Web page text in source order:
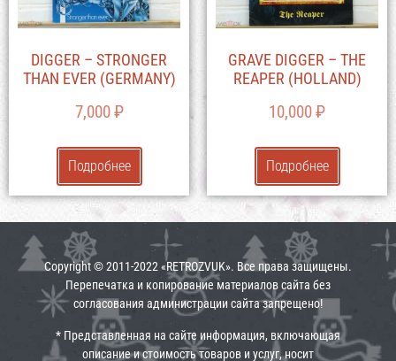
DIGGER – STRONGER
THAN EVER (GERMANY)
7,000₽
Подробнее
GRAVE DIGGER – THE
REAPER (HOLLAND)
10,000₽
Подробнее
Copyright © 2011-2022 «RETROZVUK». Все права защищены.
Перепечатка и копирование материалов сайта без
согласования администрации сайта запрещено!
* Представленная на сайте информация, включающая
описание и стоимость товаров и услуг, носит